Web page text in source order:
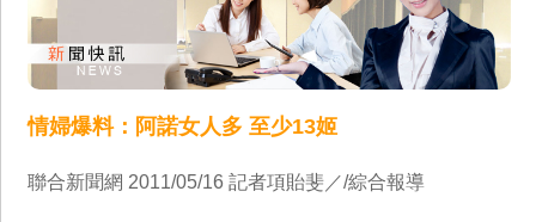
情婦爆料：阿諾女人多 至少13姬
聯合新聞網 2011/05/16 記者項貽斐／/綜合報導